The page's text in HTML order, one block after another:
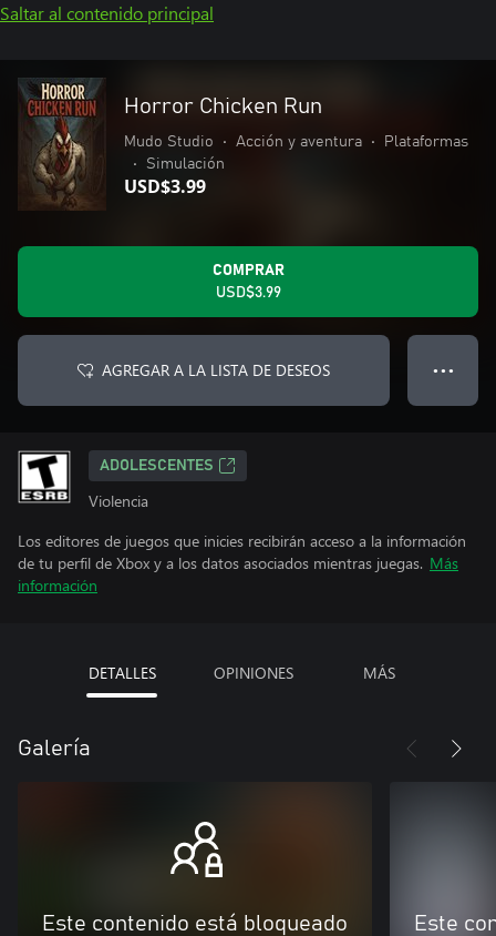
Saltar al contenido principal
Horror Chicken Run
Mudo Studio • Acción y aventura •
Plataformas
•
Simulación
USD$3.99
COMPRAR
USD$3.99
AGREGAR A LA LISTA DE DESEOS ● ● ●
ADOLESCENTES
Violencia
Los editores de juegos que inicies recibirán acceso a la información
de tu perfil de Xbox y a los datos asociados mientras juegas. Más
información
DETALLES OPINIONES MÁS
Galería
Este contenido está bloqueado Este